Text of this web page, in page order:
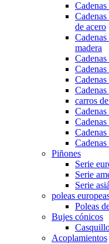
de acero
madera
carros
Piñones
Serie
Serie
Serie
poleas
Poleas
Bujes cónicos
Acoplamientos